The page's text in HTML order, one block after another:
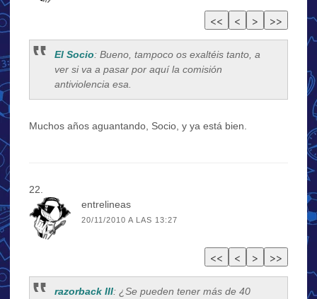
El Socio: Bueno, tampoco os exaltéis tanto, a
ver si va a pasar por aquí la comisión
antiviolencia esa.
Muchos años aguantando, Socio, y ya está bien.
entrelineas
20/11/2010 A LAS 13:27
razorback III: ¿Se pueden tener más de 40